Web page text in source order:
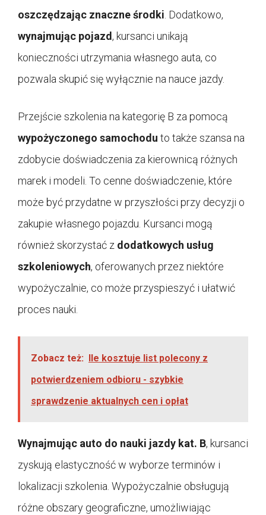
oszczędzając znaczne środki . Dodatkowo,
wynajmując pojazd, kursanci unikają
konieczności utrzymania własnego auta, co
pozwala skupić się wyłącznie na nauce jazdy.
Przejście szkolenia na kategorię B za pomocą
wypożyczonego samochodu to także szansa na
zdobycie doświadczenia za kierownicą różnych
marek i modeli. To cenne doświadczenie, które
może być przydatne w przyszłości przy decyzji o
zakupie własnego pojazdu. Kursanci mogą
również skorzystać z dodatkowych usług
szkoleniowych, oferowanych przez niektóre
wypożyczalnie, co może przyspieszyć i ułatwić
proces nauki.
Zobacz też: Ile kosztuje list polecony z
potwierdzeniem odbioru - szybkie
sprawdzenie aktualnych cen i opłat
Wynajmując auto do nauki jazdy kat. B, kursanci
zyskują elastyczność w wyborze terminów i
lokalizacji szkolenia. Wypożyczalnie obsługują
różne obszary geograficzne, umożliwiając